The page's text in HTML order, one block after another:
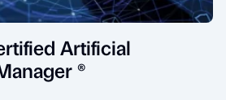
Artificial
®